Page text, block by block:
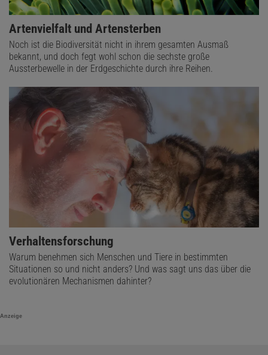
Artenvielfalt und Artensterben
Noch ist die Biodiversität nicht in ihrem gesamten Ausmaß
bekannt, und doch fegt wohl schon die sechste große
Aussterbewelle in der Erdgeschichte durch ihre Reihen.
Verhaltensforschung
Warum benehmen sich Menschen und Tiere in bestimmten
Situationen so und nicht anders? Und was sagt uns das über die
evolutionären Mechanismen dahinter?
Anzeige